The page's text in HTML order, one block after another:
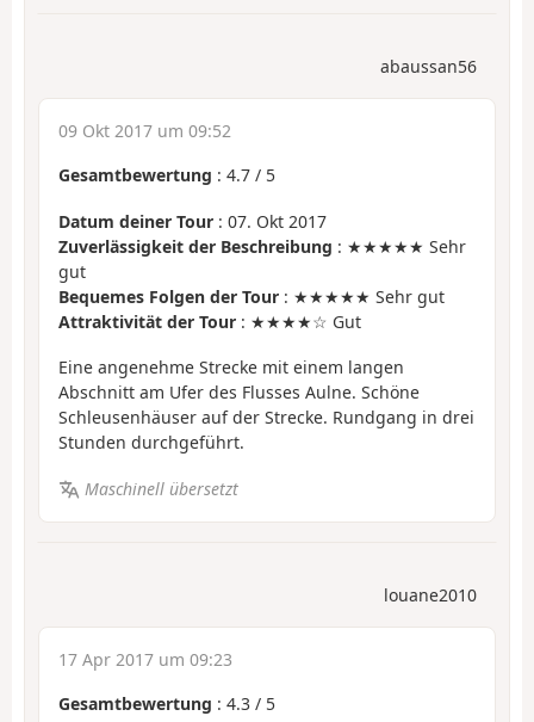
abaussan56
09 Okt 2017 um 09:52
Gesamtbewertung : 4.7 / 5
Datum deiner Tour : 07. Okt 2017
Zuverlässigkeit der Beschreibung : ★★★★★ Sehr
gut
Bequemes Folgen der Tour : ★★★★★ Sehr gut
Attraktivität der Tour : ★★★★☆ Gut
Eine angenehme Strecke mit einem langen
Abschnitt am Ufer des Flusses Aulne. Schöne
Schleusenhäuser auf der Strecke. Rundgang in drei
Stunden durchgeführt.
Maschinell übersetzt
louane2010
17 Apr 2017 um 09:23
Gesamtbewertung : 4.3 / 5